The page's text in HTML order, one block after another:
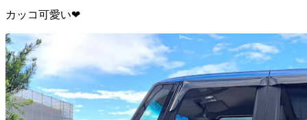
カッコ可愛い❤